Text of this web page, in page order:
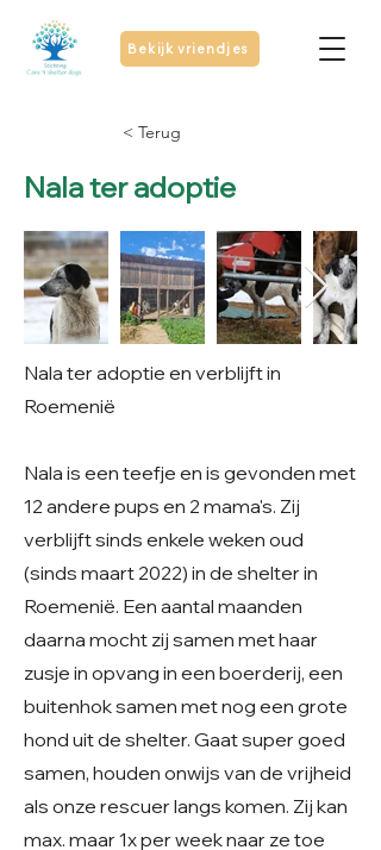
Bekijk vriendjes
< Terug
Nala ter adoptie
Nala ter adoptie en verblijft in
Roemenië
Nala is een teefje en is gevonden met
12 andere pups en 2 mama's. Zij
verblijft sinds enkele weken oud
(sinds maart 2022) in de shelter in
Roemenië. Een aantal maanden
daarna mocht zij samen met haar
zusje in opvang in een boerderij, een
buitenhok samen met nog een grote
hond uit de shelter. Gaat super goed
samen, houden onwijs van de vrijheid
als onze rescuer langs komen. Zij kan
max. maar 1x per week naar ze toe